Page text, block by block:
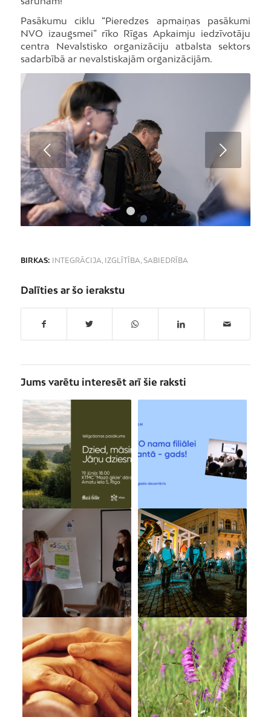
Pasākumu ciklu “Pieredzes apmaiņas pasākumi
NVO izaugsmei” rīko Rīgas Apkaimju iedzīvotāju
centra Nevalstisko organizāciju atbalsta sektors
sadarbībā ar nevalstiskajām organizācijām.
Next
1 2
BIRKAS: INTEGRĀCIJA, IZGLĪTĪBA, SABIEDRĪBA
Dalīties ar šo ierakstu
Jums varētu interesēt arī šie raksti